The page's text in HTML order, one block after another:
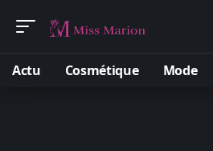
Actu Cosmétique Mode